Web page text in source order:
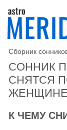
Сборник
СОННИК
СНЯТСЯ
К ЧЕМУ